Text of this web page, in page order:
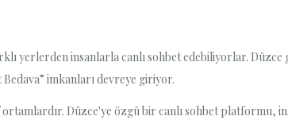
yerlerden insanlarla canlı sohbet edebiliyorlar. Düzce
imkanları devreye giriyor.
Düzce'ye özgü bir canlı sohbet platformu,